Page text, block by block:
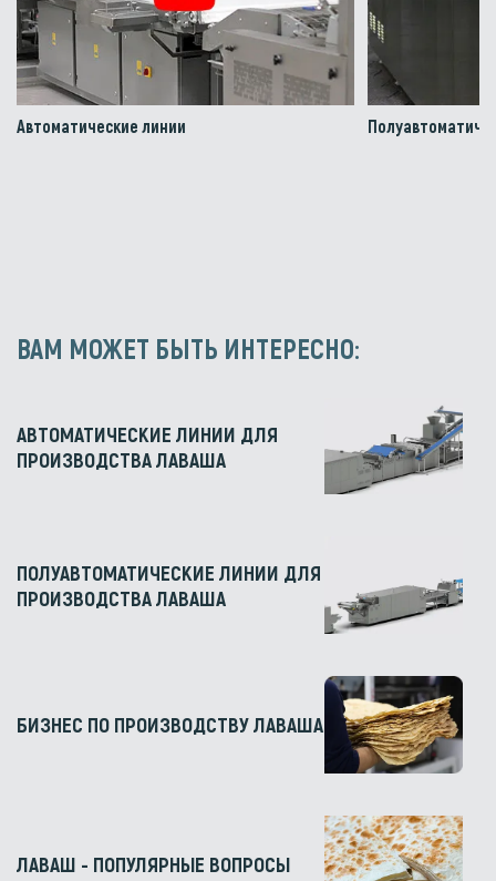
Автоматические линии
ВАМ МОЖЕТ БЫТЬ ИНТЕРЕСНО:
АВТОМАТИЧЕСКИЕ ЛИНИИ ДЛЯ
ПРОИЗВОДСТВА ЛАВАША
ПОЛУАВТОМАТИЧЕСКИЕ ЛИНИИ ДЛЯ
ПРОИЗВОДСТВА ЛАВАША
БИЗНЕС ПО ПРОИЗВОДСТВУ ЛАВАША
ЛАВАШ - ПОПУЛЯРНЫЕ ВОПРОСЫ